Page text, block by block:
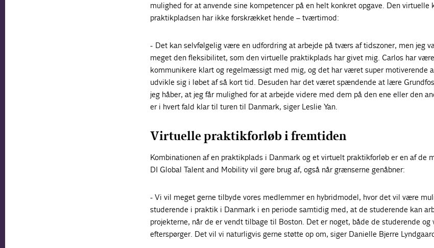
mulighed for at anvende sine kompetencer på en helt konkret opgave. Den virtuelle
praktikpladsen har ikke forskrækket hende – tværtimod:
- Det kan selvfølgelig være en udfordring at arbejde på tværs af tidszoner, men jeg
meget den fleksibilitet, som den virtuelle praktikplads har givet mig. Carlos har
kommunikere klart og regelmæssigt med mig, og det har været super motiverende
udvikle sig i løbet af så kort tid. Desuden har det været spændende at lære
jeg håber, at jeg får mulighed for at arbejde videre med dem på den ene eller den
er i hvert fald klar til turen til Danmark, siger Leslie Yan.
Virtuelle praktikforløb i fremtiden
Kombinationen af en praktikplads i Danmark og et virtuelt praktikforløb er en af de
DI Global Talent and Mobility vil gøre brug af, også når grænserne genåbner:
- Vi vil meget gerne tilbyde vores medlemmer en hybridmodel, hvor det vil være
studerende i praktik i Danmark i en periode samtidig med, at de studerende kan
projekterne, når de er vendt tilbage til Boston. Det er noget, både de studerende og
efterspørger. Det vil vi naturligvis gerne støtte op om, siger Danielle Bjerre